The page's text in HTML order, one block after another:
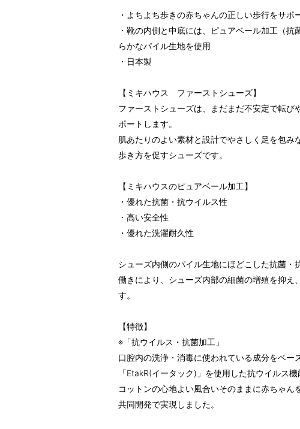
・よちよち歩きの赤ちゃんの正しい歩行をサ
・靴の内側と中底には、ピュアベール加工（
らかなパイル生地を使用
・日本製
【ミキハウス ファーストシューズ】
ファーストシューズは、まだまだ不安定で転び
ポートします。
肌あたりのよい素材と設計でやさしく足を包み
歩き方を促すシューズです。
【ミキハウスのピュアベール加工】
・優れた抗菌・抗ウイルス性
・高い安全性
・優れた洗濯耐久性
シューズ内側のパイル生地にほどこした抗菌・
働きにより、シューズ内部の細菌の増殖を抑え
す。
【特徴】
※「抗ウイルス・抗菌加工」
口腔内の洗浄・消毒に使われている成分をベー
「EtakR(イータック)」を使用した抗ウイルス機
コットンの心地よい風合いそのままに赤ちゃん
共同開発で実現しました。